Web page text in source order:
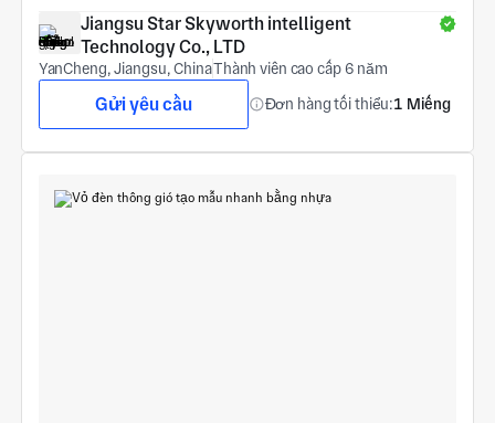
Jiangsu Star Skyworth intelligent
Technology Co., LTD
YanCheng, Jiangsu, ChinaThành viên cao cấp 6 năm
Gửi yêu cầu Đơn hàng tối thiểu:1 Miếng